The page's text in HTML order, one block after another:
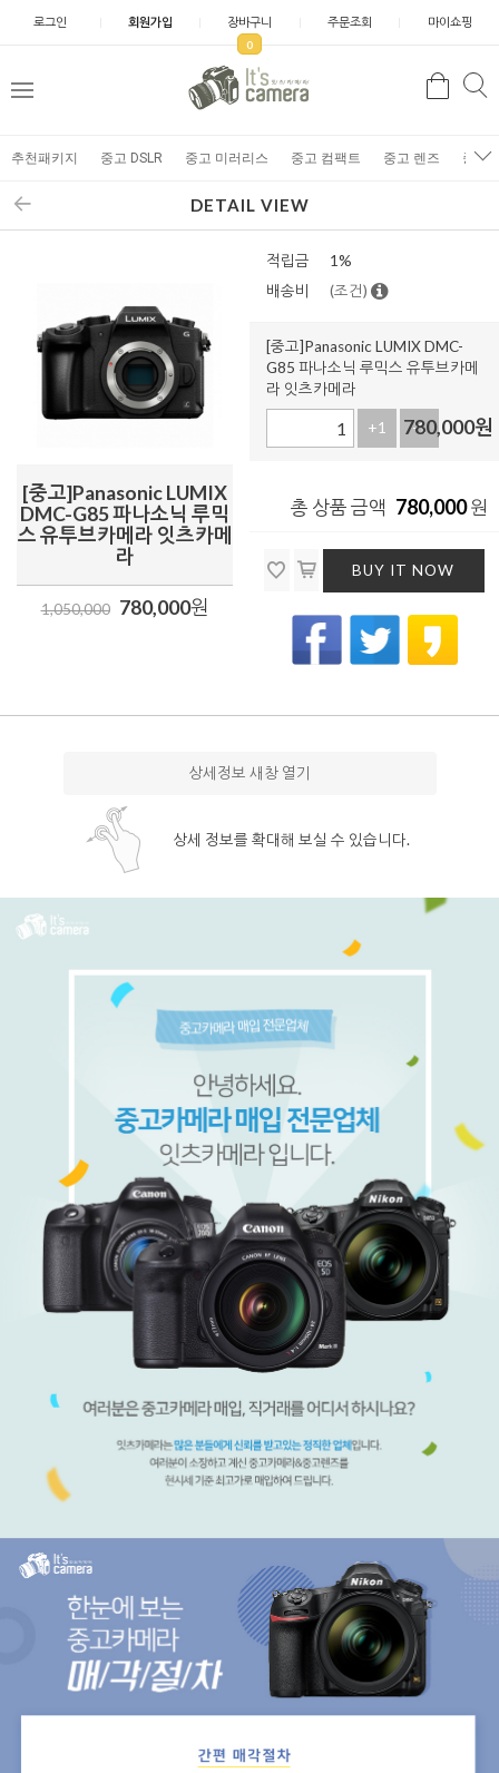
로그인 회원가입 장바구니
0
주문조회 마이쇼핑
추천패키지 중고 DSLR 중고 미러리스 중고 컴팩트 중고 렌즈 중고
DETAIL VIEW
[중고]Panasonic LUMIX
DMC-G85 파나소닉 루믹
스 유투브카메라 잇츠카메
라
1,050,000 780,000원
적립금
1%
배송비
(조건)
[중고]Panasonic LUMIX DMC-
G85 파나소닉 루믹스 유투브카메
라 잇츠카메라
+1 -1
780,000원
총 상품 금액 780,000원
BUY IT NOW
상세정보 새창 열기
상세 정보를 확대해 보실 수 있습니다.